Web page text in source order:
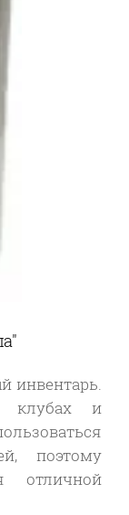
инвентарь.
клубах и
поэтому
отличной